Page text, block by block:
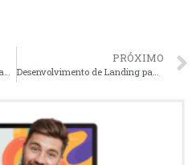
PRÓXIMO